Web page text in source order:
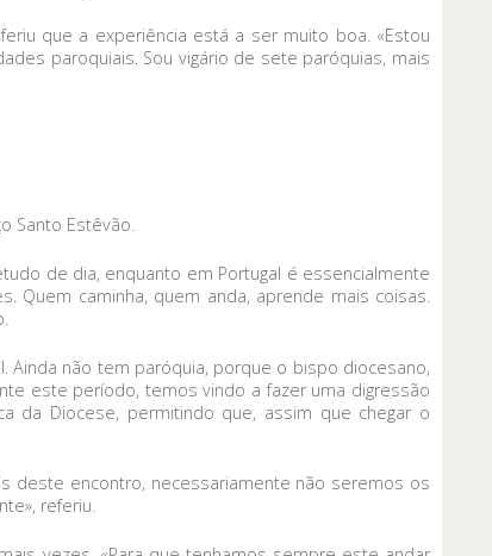
que a experiência está a ser muito boa. «Estou
paroquiais. Sou vigário de sete paróquias, mais
Santo Estêvão.
de dia, enquanto em Portugal é essencialmente
caminha, quem anda, aprende mais coisas.
Ainda não tem paróquia, porque o bispo diocesano,
este período, temos vindo a fazer uma digressão
da Diocese, permitindo que, assim que chegar o
deste encontro, necessariamente não seremos os
referiu.